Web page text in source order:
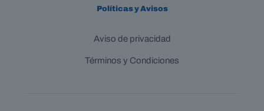
Políticas y Avisos
Aviso de privacidad
Términos y Condiciones